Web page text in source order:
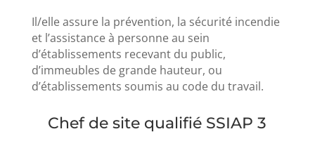
Il/elle assure la prévention, la sécurité incendie
et l’assistance à personne au sein
d’établissements recevant du public,
d’immeubles de grande hauteur, ou
d’établissements soumis au code du travail.
Chef de site qualifié SSIAP 3